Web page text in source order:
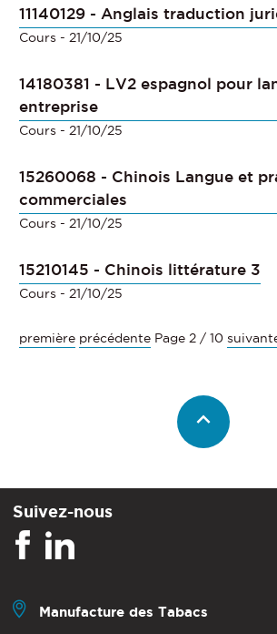
11140129 - Anglais traduction
Cours - 21/10/25
14180381 - LV2 espagnol pour
entreprise
Cours - 21/10/25
15260068 - Chinois Langue et
commerciales
Cours - 21/10/25
15210145 - Chinois littérature 3
Cours - 21/10/25
première précédente Page 2 / 10
Suivez-nous
Manufacture des Tabacs